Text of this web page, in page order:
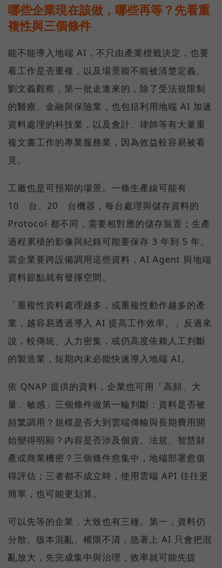
哪些企業現在該做，哪些再等？先看重
複性與三個條件
能不能導入地端 AI，不只由產業標籤決定，也要
看工作是否重複，以及場景能不能被清楚定義。
劉文義觀察，第一批走進來的，除了受法規限制
的醫療、金融與保險業，也包括利用地端 AI 加速
資料處理的科技業，以及會計、律師等有大量重
複文書工作的專業服務業，因為效益較容易被看
見。
工廠也是可預期的場景。一條生產線可能有
10 台、20 台機器，每台處理與儲存資料的
Protocol 都不同，需要相對應的儲存裝置；生產
過程累積的影像與紀錄可能要保存 3 年到 5 年。
當企業要跨設備調用這些資料，AI Agent 與地端
資料節點就有發揮空間。
「重複性資料處理越多，或重複性動作越多的產
業，越容易透過導入 AI 提高工作效率。」反過來
說，較傳統、人力密集，或仍高度依賴人工判斷
的製造業，短期內未必能快速導入地端 AI。
依 QNAP 提供的資料，企業也可用「高頻、大
量、敏感」三個條件做第一輪判斷：資料是否被
頻繁調用？規模是否大到雲端傳輸與長期費用開
始變得明顯？內容是否涉及個資、法規、智慧財
產或商業機密？三個條件愈集中，地端部署愈值
得評估；三者都不成立時，使用雲端 API 往往更
簡單，也可能更划算。
可以先等的企業，大致也有三種。第一，資料仍
分散、版本混亂、權限不清，急著上 AI 只會把混
亂放大，先完成集中與治理，效率就可能先提